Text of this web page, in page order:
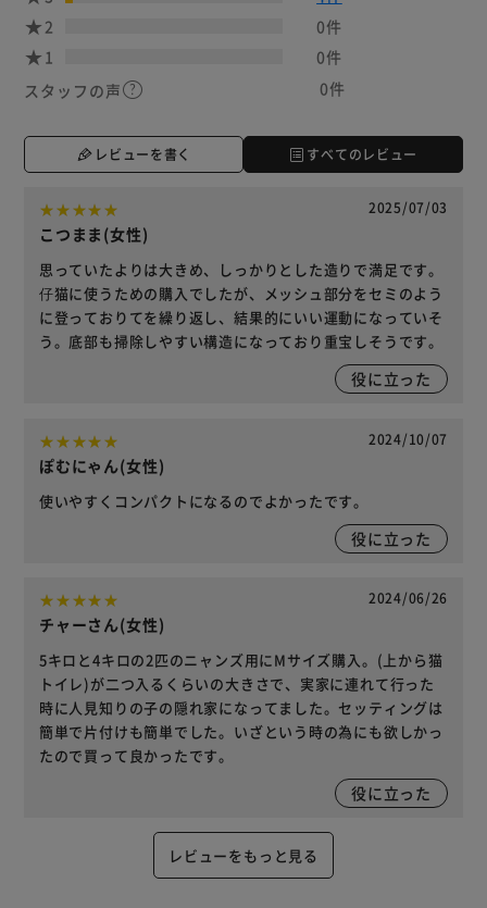
2
0件
1
0件
スタッフの声
0件
レビューを書く すべてのレビュー
2025/07/03
こつまま(女性)
思っていたよりは大きめ、しっかりとした造りで満足です。
仔猫に使うための購入でしたが、メッシュ部分をセミのよう
に登っておりてを繰り返し、結果的にいい運動になっていそ
う。底部も掃除しやすい構造になっており重宝しそうです。
役に立った
2024/10/07
ぽむにゃん(女性)
使いやすくコンパクトになるのでよかったです。
役に立った
2024/06/26
チャーさん(女性)
5キロと4キロの2匹のニャンズ用にMサイズ購入。(上から猫
トイレ)が二つ入るくらいの大きさで、実家に連れて行った
時に人見知りの子の隠れ家になってました。セッティングは
簡単で片付けも簡単でした。いざという時の為にも欲しかっ
たので買って良かったです。
役に立った
レビューをもっと見る